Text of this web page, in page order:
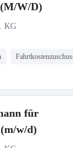
W/D)
KG
für
w/d)